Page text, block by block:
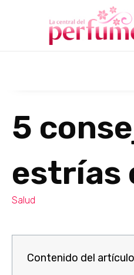
5
estrías
Salud
Contenido del artículo